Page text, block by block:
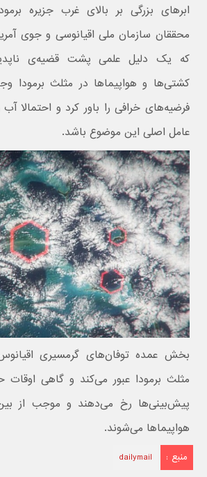
ابرهای بزرگی بر بالای غرب جزیره
محققان سازمان ملی اقیانوسی و جوی
که یک دلیل علمی پشت قضیه‌ی
کشتی‌ها و هواپیماها در مثلث برمودا
فرضیه‌های خرافی را باور کرد و احتمالا
عامل اصلی این موضوع باشد.
بخش عمده توفان‌های گرمسیری اقیانوس
مثلث برمودا عبور می‌کند و گاهی اوقات
پیش‌بینی‌ها رخ می‌دهند و موجب از
هواپیماها می‌شوند.
منبع : dailymail